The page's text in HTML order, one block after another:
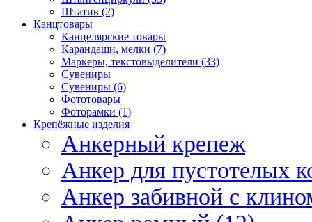
Штатив (2)
Канцтовары
Канцелярские товары
Карандаши, мелки (7)
Маркеры, текстовыделители (33)
Сувениры
Сувениры (6)
Фототовары
Фоторамки (1)
Крепёжные изделия
Анкерный крепеж
Анкер для пустотелых
Анкер забивной с